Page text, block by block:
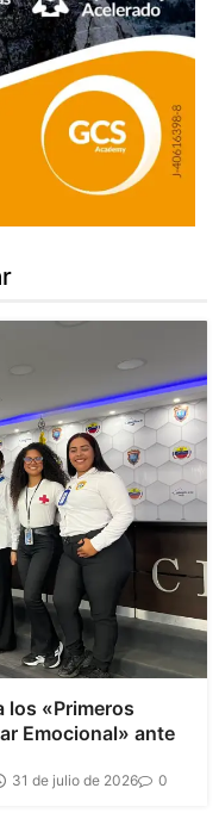
los «Primeros
Emocional» ante
31 de julio de 2026 0